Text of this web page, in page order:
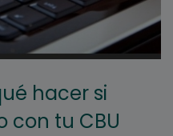
hacer si
con tu CBU